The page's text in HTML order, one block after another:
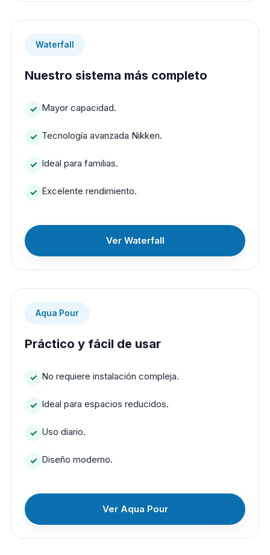
Waterfall
Nuestro sistema más completo
Mayor capacidad.
Tecnología avanzada Nikken.
Ideal para familias.
Excelente rendimiento.
Ver Waterfall
Aqua Pour
Práctico y fácil de usar
No requiere instalación compleja.
Ideal para espacios reducidos.
Uso diario.
Diseño moderno.
Ver Aqua Pour